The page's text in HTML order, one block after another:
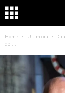
Home Ultim'ora
dei...